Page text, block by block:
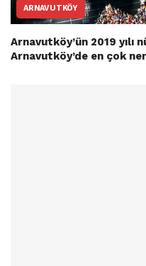
ARNAVUTKÖY
Arnavutköy’ün 2019 yılı
Arnavutköy’de en çok